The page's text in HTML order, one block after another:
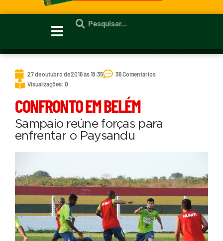
27 de outubro de 2016 às 18:35
36 Comentários
Visualizações: 0
CONFRONTO EM BELÉM
Sampaio reúne forças para
enfrentar o Paysandu